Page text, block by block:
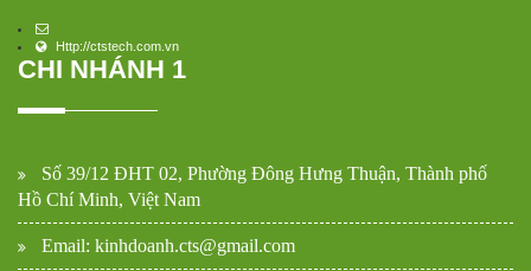
Http://ctstech.com.vn
CHI NHÁNH 1
Số 39/12 ĐHT 02, Phường Đông Hưng Thuận, Thành phố
Hồ Chí Minh, Việt Nam
Email: kinhdoanh.cts@gmail.com